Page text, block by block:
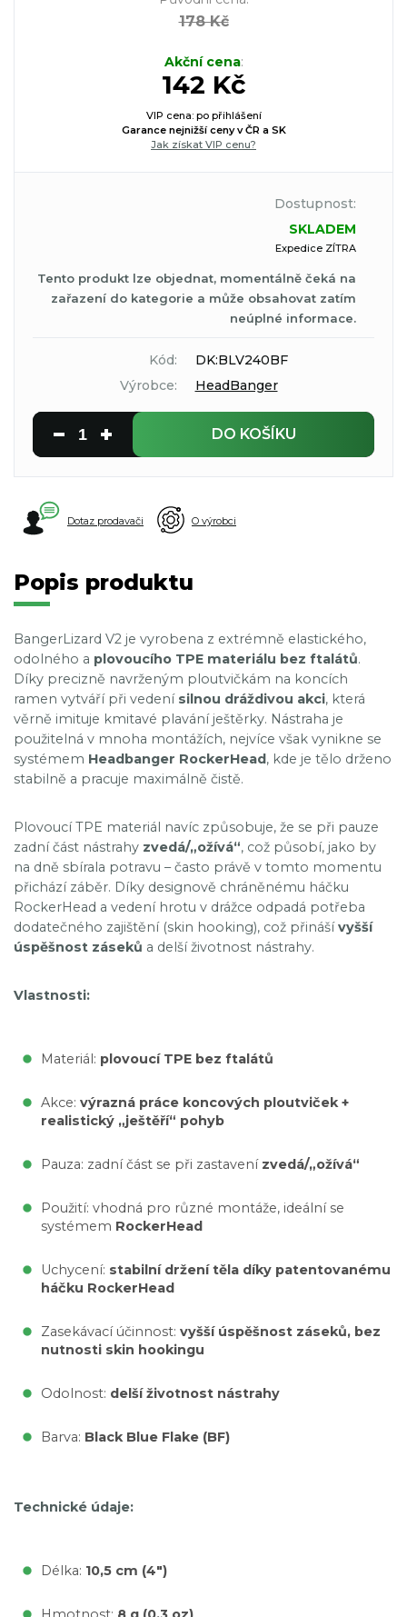
178 Kč
Akční cena:
142 Kč
VIP cena: po přihlášení
Garance nejnižší ceny v ČR a SK
Jak získat VIP cenu?
Dostupnost:
SKLADEM
Expedice ZÍTRA
Tento produkt lze objednat, momentálně čeká na
zařazení do kategorie a může obsahovat zatím
neúplné informace.
Kód:
DK:BLV240BF
Výrobce:
HeadBanger
DO KOŠÍKU
Dotaz prodavači O výrobci
Popis produktu
BangerLizard V2 je vyrobena z extrémně elastického,
odolného a plovoucího TPE materiálu bez ftalátů.
Díky precizně navrženým ploutvičkám na koncích
ramen vytváří při vedení silnou dráždivou akci, která
věrně imituje kmitavé plavání ještěrky. Nástraha je
použitelná v mnoha montážích, nejvíce však vynikne se
systémem Headbanger RockerHead, kde je tělo drženo
stabilně a pracuje maximálně čistě.
Plovoucí TPE materiál navíc způsobuje, že se při pauze
zadní část nástrahy zvedá/„ožívá“, což působí, jako by
na dně sbírala potravu – často právě v tomto momentu
přichází záběr. Díky designově chráněnému háčku
RockerHead a vedení hrotu v drážce odpadá potřeba
dodatečného zajištění (skin hooking), což přinášívyšší
úspěšnost záseků a delší životnost nástrahy.
Vlastnosti:
Materiál: plovoucí TPE bez ftalátů
Akce: výrazná práce koncových ploutviček +
realistický „ještěří“ pohyb
Pauza: zadní část se při zastavení zvedá/„ožívá“
Použití: vhodná pro různé montáže, ideální se
systémem RockerHead
Uchycení: stabilní držení těla díky patentovanému
háčku RockerHead
Zasekávací účinnost: vyšší úspěšnost záseků, bez
nutnosti skin hookingu
Odolnost: delší životnost nástrahy
Barva: Black Blue Flake (BF)
Technické údaje:
Délka: 10,5 cm (4")